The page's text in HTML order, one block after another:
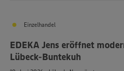
Wir setzen Cookies und andere
ermöglichen. Wir verwenden Ihre
Website zu personalisieren und
Einzelhandel
EDEKA Jens eröffnet
Lübeck-Buntekuh